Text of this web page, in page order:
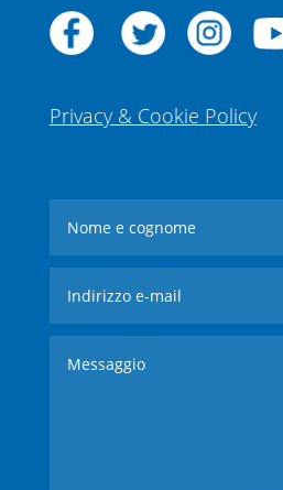
Privacy & Cookie Policy